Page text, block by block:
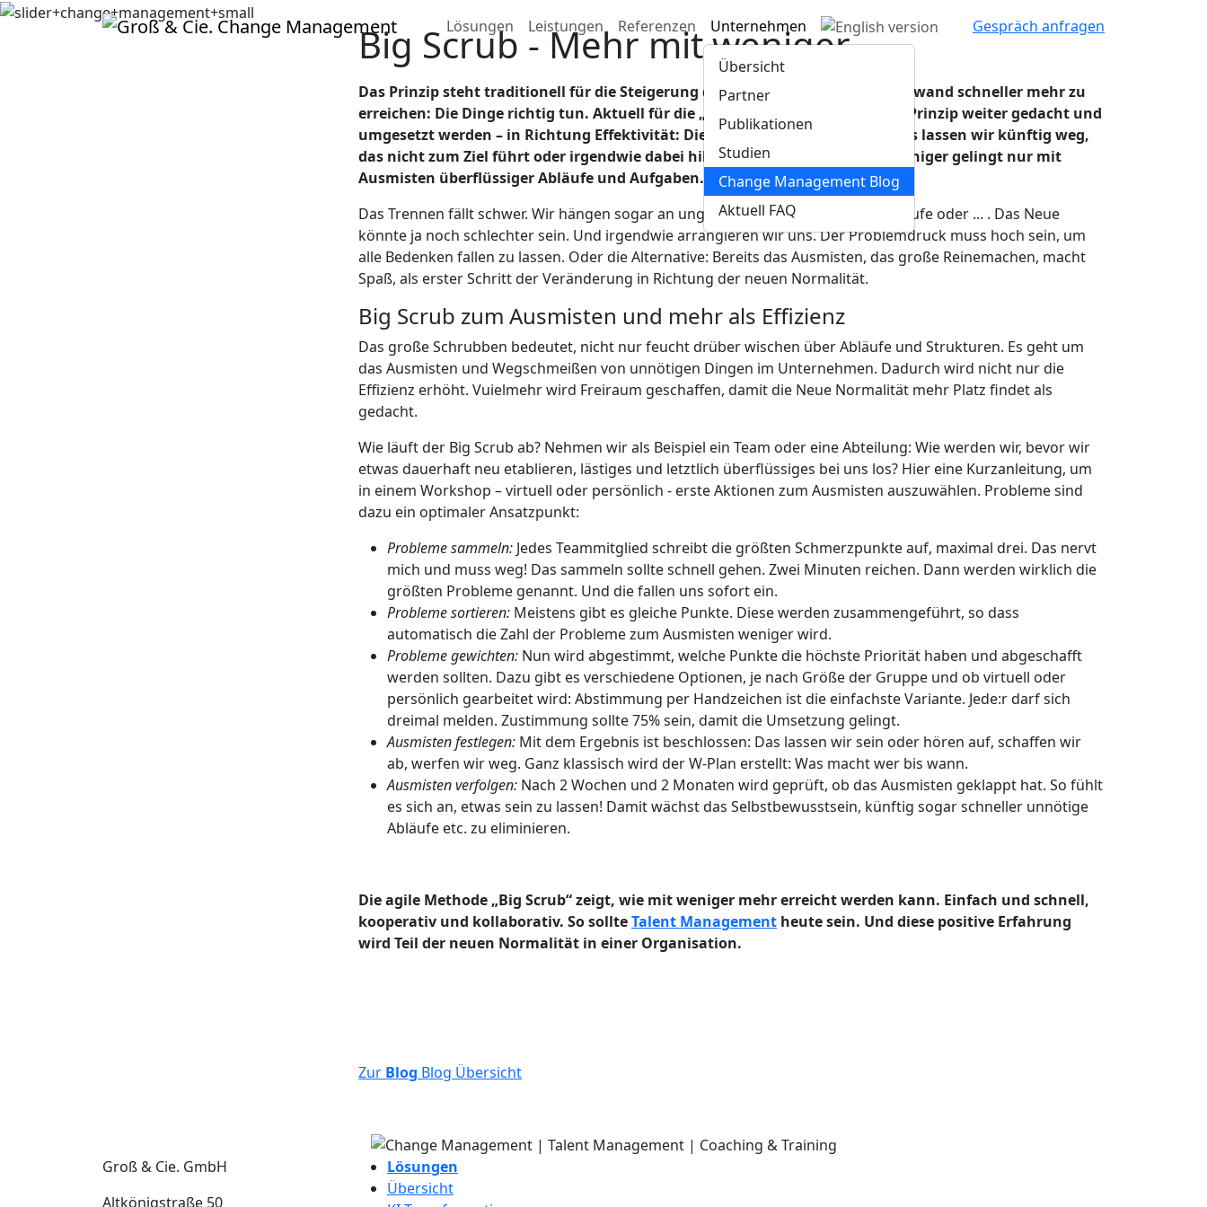
Lösungen Leistungen Referenzen Unternehmen
Übersicht
Partner
Publikationen
Studien
Change Management Blog
Aktuell FAQ
Gespräch anfragen
Big Scrub - Mehr mit weniger
Das Prinzip steht traditionell für die Steigerung der Effizienz, mit weniger Aufwand schneller mehr zu
erreichen: Die Dinge richtig tun. Aktuell für die „Neue Normalität“ kann das Prinzip weiter gedacht und
umgesetzt werden – in Richtung Effektivität: Die richtigen Dinge tun. Anderes lassen wir künftig weg,
das nicht zum Ziel führt oder irgendwie dabei hilft. Kurz gesagt: Mehr mit weniger gelingt nur mit
Ausmisten überflüssiger Abläufe und Aufgaben.
Das Trennen fällt schwer. Wir hängen sogar an ungeliebten Traditionen oder Abläufe oder ... . Das Neue
könnte ja noch schlechter sein. Und irgendwie arrangieren wir uns. Der Problemdruck muss hoch sein, um
alle Bedenken fallen zu lassen. Oder die Alternative: Bereits das Ausmisten, das große Reinemachen, macht
Spaß, als erster Schritt der Veränderung in Richtung der neuen Normalität.
Big Scrub zum Ausmisten und mehr als Effizienz
Das große Schrubben bedeutet, nicht nur feucht drüber wischen über Abläufe und Strukturen. Es geht um
das Ausmisten und Wegschmeißen von unnötigen Dingen im Unternehmen. Dadurch wird nicht nur die
Effizienz erhöht. Vuielmehr wird Freiraum geschaffen, damit die Neue Normalität mehr Platz findet als
gedacht.
Wie läuft der Big Scrub ab? Nehmen wir als Beispiel ein Team oder eine Abteilung: Wie werden wir, bevor wir
etwas dauerhaft neu etablieren, lästiges und letztlich überflüssiges bei uns los? Hier eine Kurzanleitung, um
in einem Workshop – virtuell oder persönlich - erste Aktionen zum Ausmisten auszuwählen. Probleme sind
dazu ein optimaler Ansatzpunkt:
Probleme sammeln: Jedes Teammitglied schreibt die größten Schmerzpunkte auf, maximal drei. Das nervt
mich und muss weg! Das sammeln sollte schnell gehen. Zwei Minuten reichen. Dann werden wirklich die
größten Probleme genannt. Und die fallen uns sofort ein.
Probleme sortieren: Meistens gibt es gleiche Punkte. Diese werden zusammengeführt, so dass
automatisch die Zahl der Probleme zum Ausmisten weniger wird.
Probleme gewichten: Nun wird abgestimmt, welche Punkte die höchste Priorität haben und abgeschafft
werden sollten. Dazu gibt es verschiedene Optionen, je nach Größe der Gruppe und ob virtuell oder
persönlich gearbeitet wird: Abstimmung per Handzeichen ist die einfachste Variante. Jede:r darf sich
dreimal melden. Zustimmung sollte 75% sein, damit die Umsetzung gelingt.
Ausmisten festlegen: Mit dem Ergebnis ist beschlossen: Das lassen wir sein oder hören auf, schaffen wir
ab, werfen wir weg. Ganz klassisch wird der W-Plan erstellt: Was macht wer bis wann.
Ausmisten verfolgen: Nach 2 Wochen und 2 Monaten wird geprüft, ob das Ausmisten geklappt hat. So fühlt
es sich an, etwas sein zu lassen! Damit wächst das Selbstbewusstsein, künftig sogar schneller unnötige
Abläufe etc. zu eliminieren.
Die agile Methode „Big Scrub“ zeigt, wie mit weniger mehr erreicht werden kann. Einfach und schnell,
kooperativ und kollaborativ. So sollteTalent Management heute sein. Und diese positive Erfahrung
wird Teil der neuen Normalität in einer Organisation.
Zur Blog Blog Übersicht
Groß & Cie. GmbH
Altkönigstraße 50
Lösungen
Übersicht